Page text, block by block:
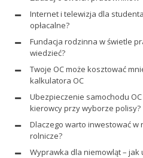
Internet i telewizja dla
opłacalne?
Fundacja rodzinna w świetle
wiedzieć?
Twoje OC może kosztować
kalkulatora OC
Ubezpieczenie samochodu OC
kierowcy przy wyborze polisy?
Dlaczego warto inwestować
rolnicze?
Wyprawka dla niemowląt –